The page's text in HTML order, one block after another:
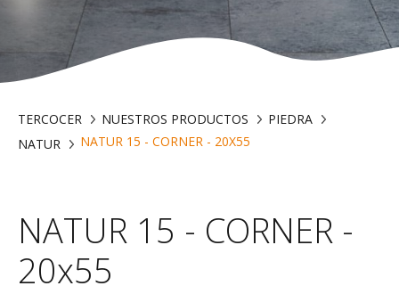
TERCOCER NUESTROS PRODUCTOS
PIEDRA
NATUR
NATUR 15 - CORNER - 20X55
NATUR 15 - CORNER -
20x55